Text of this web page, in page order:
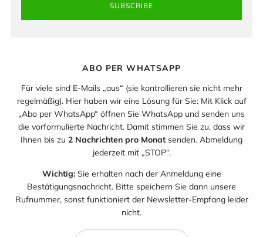
SUBSCRIBE
ABO PER WHATSAPP
Für viele sind E-Mails „aus“ (sie kontrollieren sie nicht mehr
regelmäßig). Hier haben wir eine Lösung für Sie: Mit Klick auf
„Abo per WhatsApp“ öffnen Sie WhatsApp und senden uns
die vorformulierte Nachricht. Damit stimmen Sie zu, dass wir
Ihnen bis zu 2 Nachrichten pro Monat senden. Abmeldung
jederzeit mit „STOP“.
Wichtig:Sie erhalten nach der Anmeldung eine
Bestätigungsnachricht. Bitte speichern Sie dann unsere
Rufnummer, sonst funktioniert der Newsletter-Empfang leider
nicht.